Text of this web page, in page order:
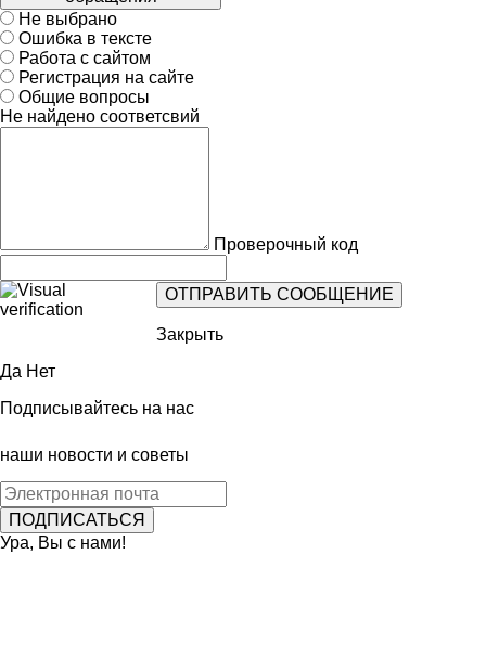
Не выбрано
Ошибка в тексте
Работа с сайтом
Регистрация на сайте
Общие вопросы
Не найдено соответсвий
Проверочный код
Закрыть
Да Нет
Подписывайтесь на нас
наши новости и советы
Ура, Вы с нами!